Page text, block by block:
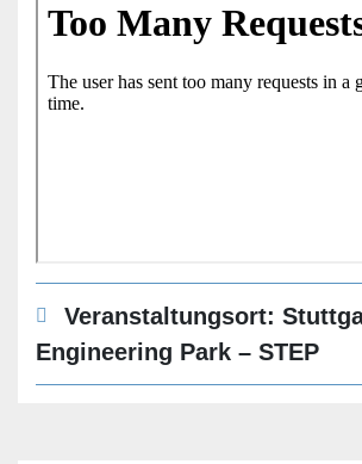
Veranstaltungsort:
Engineering Park – STEP